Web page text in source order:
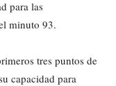
para las
minuto 93.
tres puntos de
capacidad para